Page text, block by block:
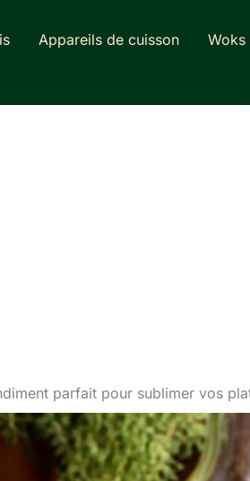
Appareils de cuisson Woks
parfait pour sublimer vos